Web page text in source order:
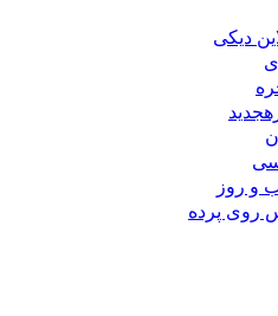
دیکی
جدید
و روز
پرده